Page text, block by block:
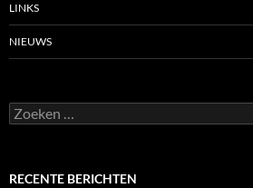
LINKS
NIEUWS
Zoeken
naar:
RECENTE BERICHTEN